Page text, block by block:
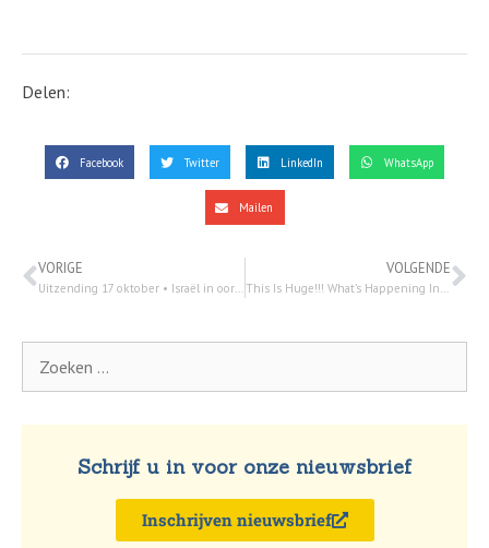
Delen:
Facebook Twitter LinkedIn WhatsApp
Mailen
VORIGE VOLGENDE
Schrijf u in voor onze nieuwsbrief
Inschrijven nieuwsbrief